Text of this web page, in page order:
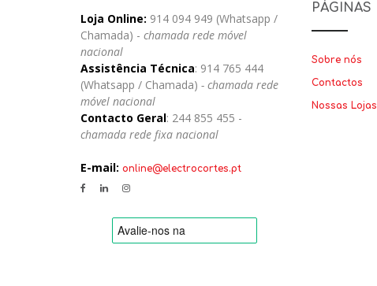
Loja Online: 914 094 949 (Whatsapp /
Chamada) - chamada rede móvel
nacional
Assistência Técnica: 914 765 444
(Whatsapp / Chamada) - chamada rede
móvel nacional
Contacto Geral: 244 855 455 -
chamada rede fixa nacional
E-mail: online@electrocortes.pt
PÁGINAS
Sobre nós
Contactos
Nossas Lojas